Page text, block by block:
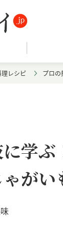
理レシピ プロ
学
が